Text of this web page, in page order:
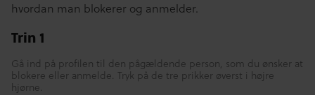
hvordan man blokerer og anmelder.
Trin 1
Gå ind på profilen til den pågældende person, som du ønsker at
blokere eller anmelde. Tryk på de tre prikker øverst i højre
hjørne.